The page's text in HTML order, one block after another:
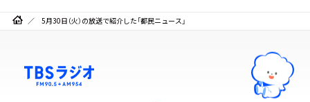
5月30日（火）の放送で紹介した「都民ニュース」